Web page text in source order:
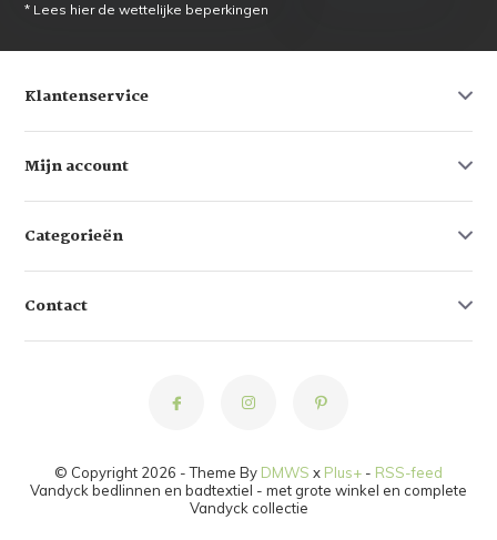
* Lees hier de wettelijke beperkingen
Klantenservice
Mijn account
Categorieën
Contact
© Copyright 2026 - Theme By DMWS x Plus+ - RSS-feed
Vandyck bedlinnen en badtextiel - met grote winkel en complete
Vandyck collectie